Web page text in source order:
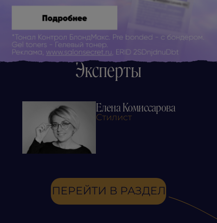
Эксперты
Елена Комиссарова
Стилист
ПЕРЕЙТИ В РАЗДЕЛ